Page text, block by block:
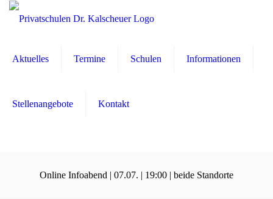
Aktuelles Termine Schulen Informationen
Stellenangebote Kontakt
Online Infoabend | 07.07. | 19:00 | beide Standorte